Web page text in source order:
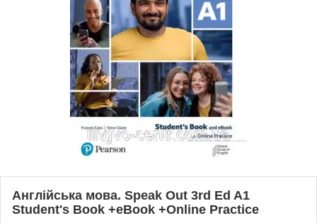
Англійська мова. Speak Out 3rd Ed A1
Student's Book +eBook +Online Practice